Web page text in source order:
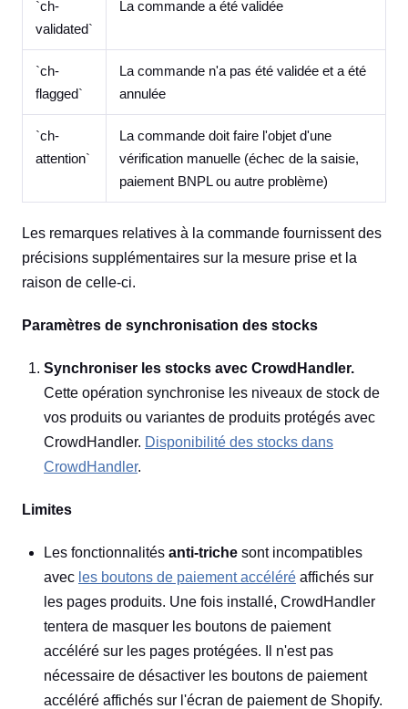
`ch-
validated`
La commande a été validée
`ch-
flagged`
La commande n'a pas été validée et a été
annulée
`ch-
attention`
La commande doit faire l'objet d'une
vérification manuelle (échec de la saisie,
paiement BNPL ou autre problème)
Les remarques relatives à la commande fournissent des
précisions supplémentaires sur la mesure prise et la
raison de celle-ci.
Paramètres de synchronisation des stocks
Synchroniser les stocks avec CrowdHandler.
Cette opération synchronise les niveaux de stock de
vos produits ou variantes de produits protégés avec
CrowdHandler. Disponibilité des stocks dans
CrowdHandler.
Limites
Les fonctionnalités anti-triche sont incompatibles
avec les boutons de paiement accéléré affichés sur
les pages produits. Une fois installé, CrowdHandler
tentera de masquer les boutons de paiement
accéléré sur les pages protégées. Il n'est pas
nécessaire de désactiver les boutons de paiement
accéléré affichés sur l'écran de paiement de Shopify.